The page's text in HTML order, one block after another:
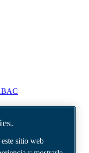
sitio web